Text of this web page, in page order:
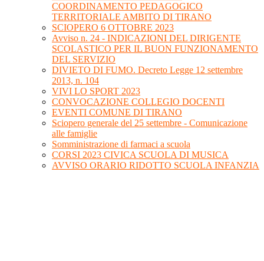
COORDINAMENTO PEDAGOGICO
TERRITORIALE AMBITO DI TIRANO
SCIOPERO 6 OTTOBRE 2023
Avviso n. 24 - INDICAZIONI DEL DIRIGENTE
SCOLASTICO PER IL BUON FUNZIONAMENTO
DEL SERVIZIO
DIVIETO DI FUMO. Decreto Legge 12 settembre
2013, n. 104
VIVI LO SPORT 2023
CONVOCAZIONE COLLEGIO DOCENTI
EVENTI COMUNE DI TIRANO
Sciopero generale del 25 settembre - Comunicazione
alle famiglie
Somministrazione di farmaci a scuola
CORSI 2023 CIVICA SCUOLA DI MUSICA
AVVISO ORARIO RIDOTTO SCUOLA INFANZIA